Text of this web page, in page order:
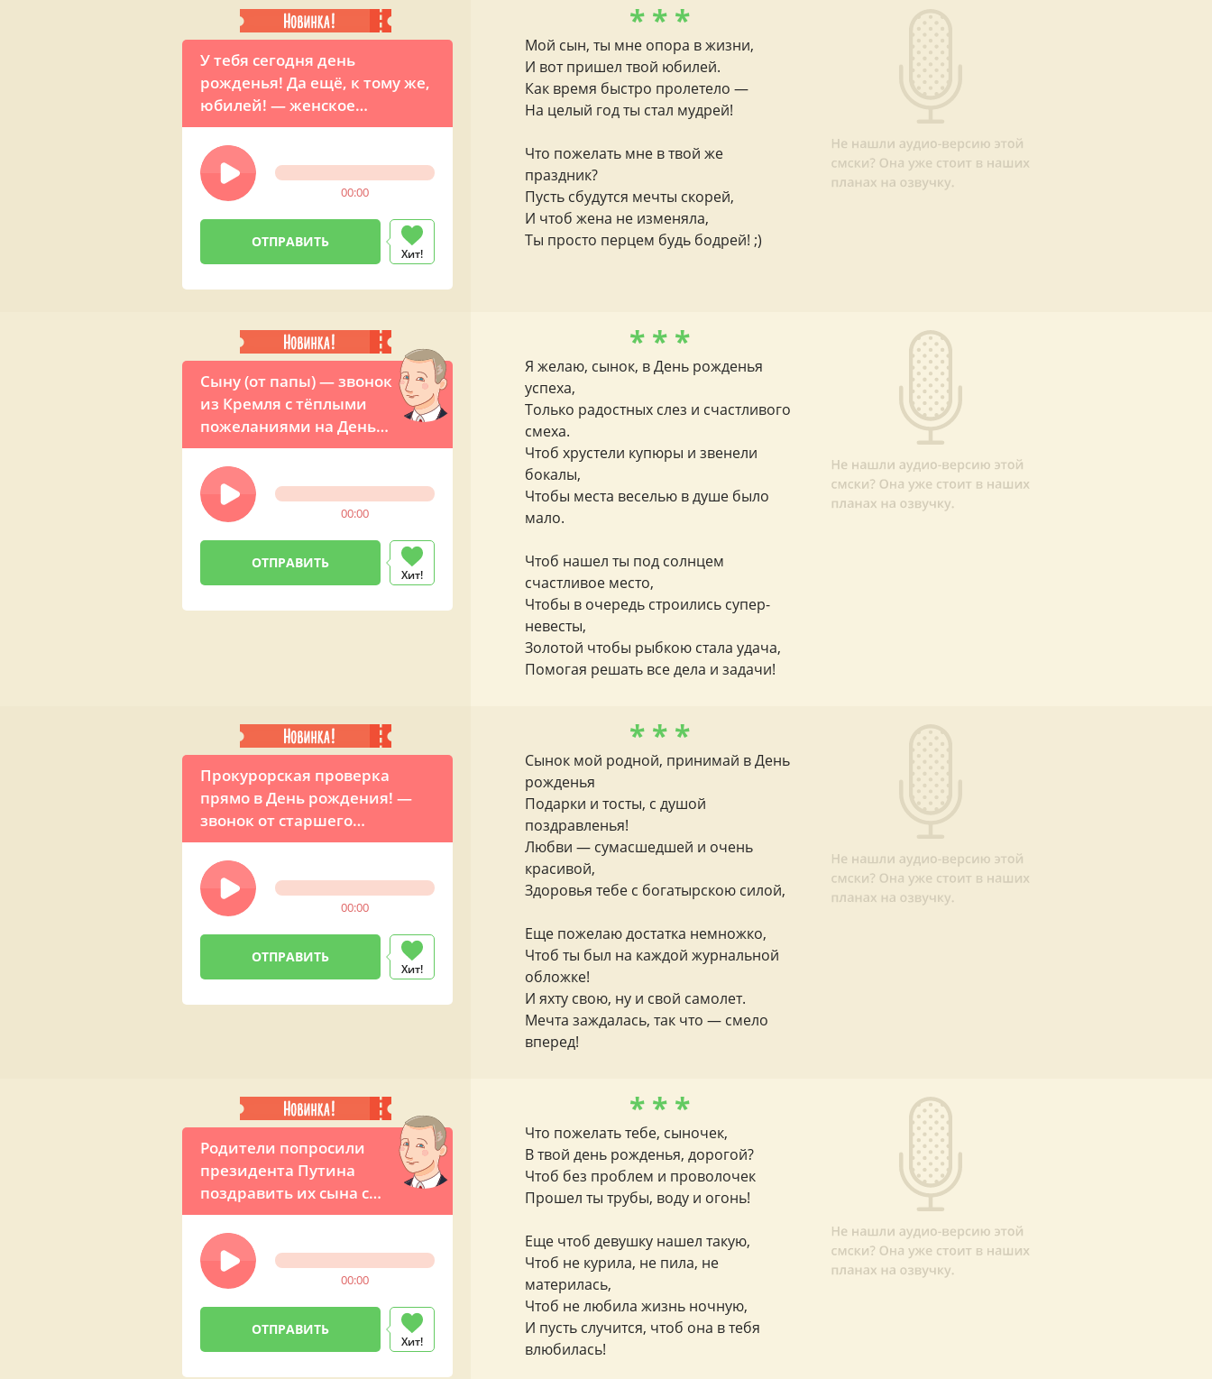
У тебя сегодня день
рожденья! Да ещё, к тому же,
юбилей! — женское
поздравление красивой
песней
00:00
Хит!
* * *
Мой сын, ты мне опора в жизни,
И вот пришел твой юбилей.
Как время быстро пролетело —
На целый год ты стал мудрей!
Что пожелать мне в твой же
праздник?
Пусть сбудутся мечты скорей,
И чтоб жена не изменяла,
Ты просто перцем будь бодрей! ;)
Сыну (от папы) — звонок
из Кремля с тёплыми
пожеланиями на День
рождения
00:00
Хит!
* * *
Я желаю, сынок, в День рожденья
успеха,
Только радостных слез и счастливого
смеха.
Чтоб хрустели купюры и звенели
бокалы,
Чтобы места веселью в душе было
мало.
Чтоб нашел ты под солнцем
счастливое место,
Чтобы в очередь строились супер-
невесты,
Золотой чтобы рыбкою стала удача,
Помогая решать все дела и задачи!
Прокурорская проверка
прямо в День рождения! —
звонок от старшего
следователя Поздравчука
00:00
Хит!
* * *
Сынок мой родной, принимай в День
рожденья
Подарки и тосты, с душой
поздравленья!
Любви — сумасшедшей и очень
красивой,
Здоровья тебе с богатырскою силой,
Еще пожелаю достатка немножко,
Чтоб ты был на каждой журнальной
обложке!
И яхту свою, ну и свой самолет.
Мечта заждалась, так что — смело
вперед!
Родители попросили
президента Путина
поздравить их сына с
Днём рождения по
телефону
00:00
Хит!
* * *
Что пожелать тебе, сыночек,
В твой день рожденья, дорогой?
Чтоб без проблем и проволочек
Прошел ты трубы, воду и огонь!
Еще чтоб девушку нашел такую,
Чтоб не курила, не пила, не
материлась,
Чтоб не любила жизнь ночную,
И пусть случится, чтоб она в тебя
влюбилась!